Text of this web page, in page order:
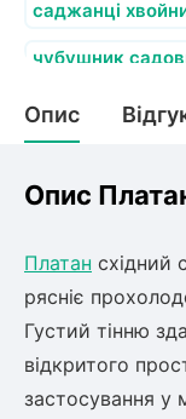
Мушмула
Алича
Айва
Ірга
Ківі
Платан
Тамарикс
Вейгела
Спірея
Азалія
Дерен
Садова
Граблі
Сажалки
Роторні
саджанці
чубушник
гортензія
Опис
Опис
Платан східний
рясніє
Густий тінню
відкритого
застосування у